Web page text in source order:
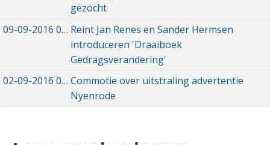
gezocht
09-09-2016 09-09-2016 09:29
Reint Jan Renes en Sander Hermsen
introduceren 'Draaiboek
Gedragsverandering'
02-09-2016 02-09-2016 17:50
Commotie over uitstraling advertentie
Nyenrode